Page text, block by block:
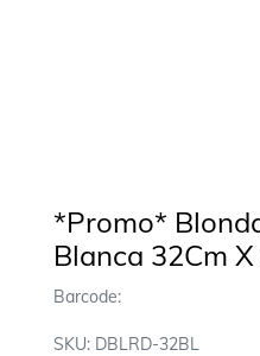
*Promo*
Blanca 32Cm
Barcode:
SKU: DBLRD-32BL